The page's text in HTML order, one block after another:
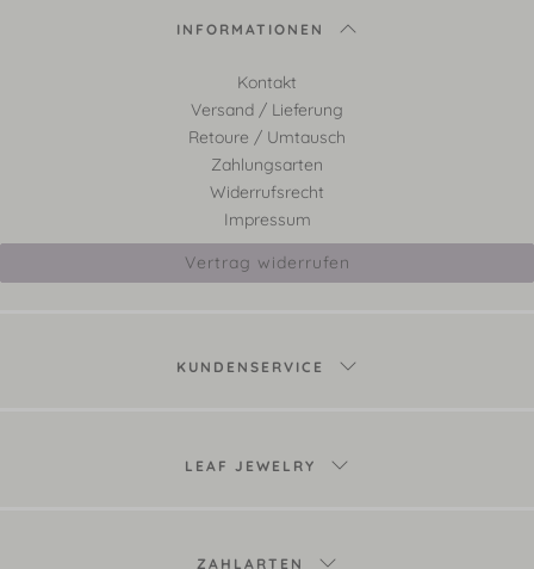
INFORMATIONEN
Kontakt
Versand / Lieferung
Retoure / Umtausch
Zahlungsarten
Widerrufsrecht
Impressum
Vertrag widerrufen
KUNDENSERVICE
LEAF JEWELRY
ZAHLARTEN